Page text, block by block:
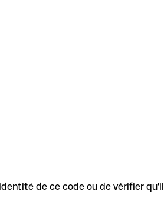
de ce code ou de vérifier